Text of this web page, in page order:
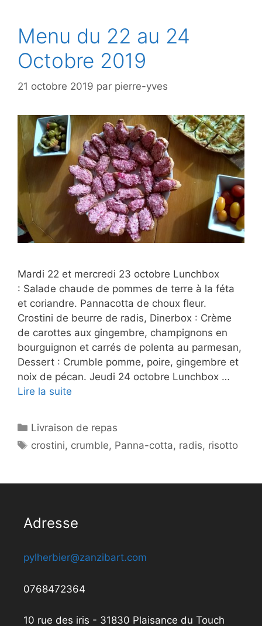
Menu du 22 au 24
Octobre 2019
21 octobre 2019 par pierre-yves
Mardi 22 et mercredi 23 octobre Lunchbox
: Salade chaude de pommes de terre à la féta
et coriandre. Pannacotta de choux fleur.
Crostini de beurre de radis, Dinerbox : Crème
de carottes aux gingembre, champignons en
bourguignon et carrés de polenta au parmesan,
Dessert : Crumble pomme, poire, gingembre et
noix de pécan. Jeudi 24 octobre Lunchbox …
Lire la suite
Catégories
Livraison de repas
Étiquettes
crostini, crumble, Panna-cotta, radis, risotto
Adresse
pylherbier@zanzibart.com
0768472364
10 rue des iris - 31830 Plaisance du Touch